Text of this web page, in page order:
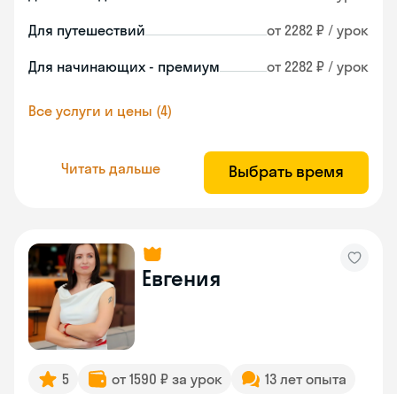
Для путешествий от 2282 ₽ / урок
Для начинающих - премиум от 2282 ₽ / урок
Все услуги и цены (4)
Читать дальше Выбрать время
Евгения
5 от 1590 ₽ за урок
13 лет опыта